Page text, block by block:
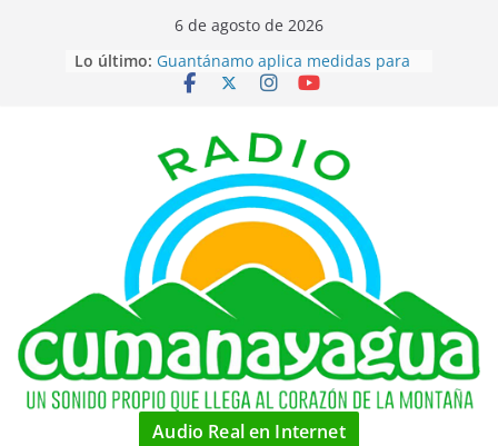
6 de agosto de 2026
Lo último: Guantánamo aplica medidas para
disminuir precio del aceite
desabastecimiento de combustible
en el territorio
Coordina FMC, celebraciones por
su cumpleaños en la localidad
Piragüistas cubanos por medallas
hoy en canotaje de Santo Domingo
2026
Estadounidenses rechazan
narrativa de Cuba como amenaza
Audio Real en Internet